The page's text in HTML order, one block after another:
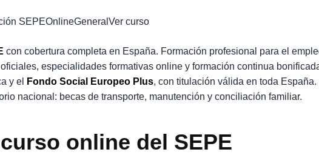
SEPEOnlineGeneral Ver curso
con cobertura completa en España. Formación profesional para el
especialidades formativas online y formación continua
y el Fondo Social Europeo Plus, con titulación válida en toda
nacional: becas de transporte, manutención y conciliación familiar.
online del SEPE